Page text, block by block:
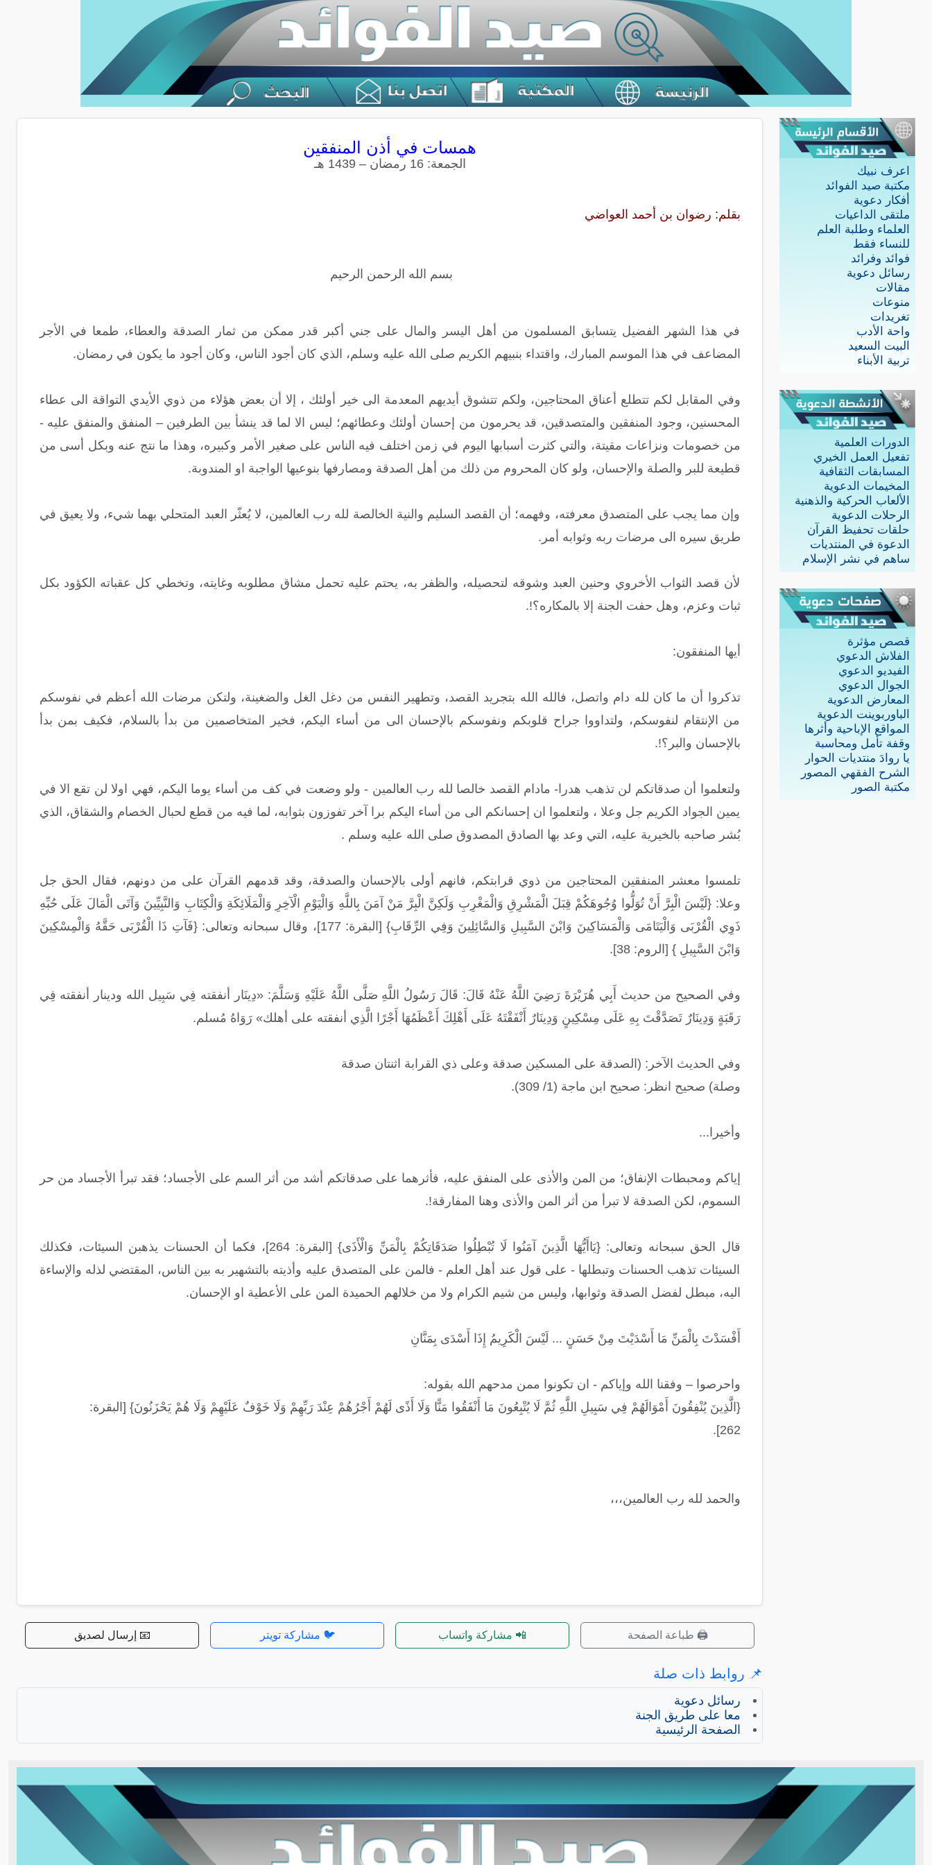
اعرف نبيك
مكتبة صيد الفوائد
أفكار دعوية
ملتقى الداعيات
العلماء وطلبة العلم
للنساء فقط
فوائد وفرائد
رسائل دعوية
مقالات
منوعات
تغريدات
واحة الأدب
البيت السعيد
تربية الأبناء
الدورات العلمية
تفعيل العمل الخيري
المسابقات الثقافية
المخيمات الدعوية
الألعاب الحركية والذهنية
الرحلات الدعوية
حلقات تحفيظ القرآن
الدعوة في المنتديات
ساهم في نشر الإسلام
قصص مؤثرة
الفلاش الدعوي
الفيديو الدعوي
الجوال الدعوي
المعارض الدعوية
الباوربوينت الدعوية
المواقع الإباحية وأثرها
وقفة تأمل ومحاسبة
يا روادَ منتديات الحوار
الشرح الفقهي المصور
مكتبة الصور
همسات في أذن المنفقين
الجمعة: 16 رمضان – 1439 هـ
بقلم: رضوان بن أحمد العواضي
بسم الله الرحمن الرحيم
في هذا الشهر الفضيل يتسابق المسلمون من أهل اليسر والمال على جني أكبر قدر ممكن من ثمار الصدقة والعطاء، طمعا في الأجر
المضاعف في هذا الموسم المبارك، واقتداء بنبيهم الكريم صلى الله عليه وسلم، الذي كان أجود الناس، وكان أجود ما يكون في رمضان.
وفي المقابل لكم تتطلع أعناق المحتاجين، ولكم تتشوق أيديهم المعدمة الى خير أولئك ، إلا أن بعض هؤلاء من ذوي الأيدي التواقة الى عطاء
المحسنين، وجود المنفقين والمتصدقين، قد يحرمون من إحسان أولئك وعطائهم؛ ليس الا لما قد ينشأ بين الطرفين – المنفق والمنفق عليه -
من خصومات ونزاعات مقيتة، والتي كثرت أسبابها اليوم في زمن اختلف فيه الناس على صغير الأمر وكبيره، وهذا ما نتج عنه وبكل أسى من
قطيعة للبر والصلة والإحسان، ولو كان المحروم من ذلك من أهل الصدقة ومصارفها بنوعيها الواجبة او المندوبة.
وإن مما يجب على المتصدق معرفته، وفهمه؛ أن القصد السليم والنية الخالصة لله رب العالمين، لا يُعثّر العبد المتحلي بهما شيء، ولا يعيق في
طريق سيره الى مرضات ربه وثوابه أمر.
لأن قصد الثواب الأخروي وحنين العبد وشوقه لتحصيله، والظفر به، يحتم عليه تحمل مشاق مطلوبه وغايته، وتخطي كل عقباته الكؤود بكل
ثبات وعزم، وهل حفت الجنة إلا بالمكاره؟!.
أيها المنفقون:
تذكروا أن ما كان لله دام واتصل، فالله الله بتجريد القصد، وتطهير النفس من دغل الغل والضغينة، ولتكن مرضات الله أعظم في نفوسكم
من الإنتقام لنفوسكم، ولتداووا جراح قلوبكم ونفوسكم بالإحسان الى من أساء اليكم، فخير المتخاصمين من بدأ بالسلام، فكيف بمن بدأ
بالإحسان والبر؟!.
ولتعلموا أن صدقاتكم لن تذهب هدرا- مادام القصد خالصا لله رب العالمين - ولو وضعت في كف من أساء يوما اليكم، فهي اولا لن تقع الا في
يمين الجواد الكريم جل وعلا ، ولتعلموا ان إحسانكم الى من أساء اليكم برا آخر تفوزون بثوابه، لما فيه من قطع لحبال الخصام والشقاق، الذي
بُشر صاحبه بالخيرية عليه، التي وعد بها الصادق المصدوق صلى الله عليه وسلم .
تلمسوا معشر المنفقين المحتاجين من ذوي قرابتكم، فانهم أولى بالإحسان والصدقة، وقد قدمهم القرآن على من دونهم، فقال الحق جل
وعلا: {لَيْسَ الْبِرَّ أَنْ تُوَلُّوا وُجُوهَكُمْ قِبَلَ الْمَشْرِقِ وَالْمَغْرِبِ وَلَكِنَّ الْبِرَّ مَنْ آمَنَ بِاللَّهِ وَالْيَوْمِ الْآخِرِ وَالْمَلَائِكَةِ وَالْكِتَابِ وَالنَّبِيِّينَ وَآتَى الْمَالَ عَلَى حُبِّهِ
ذَوِي الْقُرْبَى وَالْيَتَامَى وَالْمَسَاكِينَ وَابْنَ السَّبِيلِ وَالسَّائِلِينَ وَفِي الرِّقَابِ} [البقرة: 177]، وقال سبحانه وتعالى: {فَآتِ ذَا الْقُرْبَى حَقَّهُ وَالْمِسْكِينَ
وَابْنَ السَّبِيلِ } [الروم: 38].
وفي الصحيح من حديث أَبِي هُرَيْرَةَ رَضِيَ اللَّهُ عَنْهُ قَالَ: قَالَ رَسُولُ اللَّهِ صَلَّى اللَّهُ عَلَيْهِ وَسَلَّمَ: «دِينَار أنفقته فِي سَبِيل الله ودينار أنفقته فِي
رَقَبَةٍ وَدِينَارٌ تَصَدَّقْتَ بِهِ عَلَى مِسْكِينٍ وَدِينَارٌ أَنْفَقْتَهُ عَلَى أَهْلِكَ أَعْظَمُهَا أَجْرًا الَّذِي أنفقته على أهلك» رَوَاهُ مُسلم.
وفي الحديث الآخر: (الصدقة على المسكين صدقة وعلى ذي القرابة اثنتان صدقة
وصلة) صحيح انظر: صحيح ابن ماجة (1/ 309).
وأخيرا...
إياكم ومحبطات الإنفاق؛ من المن والأذى على المنفق عليه، فأثرهما على صدقاتكم أشد من أثر السم على الأجساد؛ فقد تبرأ الأجساد من حر
السموم، لكن الصدقة لا تبرأ من أثر المن والأذى وهنا المفارقة!.
قال الحق سبحانه وتعالى: {يَاأَيُّهَا الَّذِينَ آمَنُوا لَا تُبْطِلُوا صَدَقَاتِكُمْ بِالْمَنِّ وَالْأَذَى} [البقرة: 264]، فكما أن الحسنات يذهبن السيئات، فكذلك
السيئات تذهب الحسنات وتبطلها - على قول عند أهل العلم - فالمن على المتصدق عليه وأذيته بالتشهير به بين الناس، المقتضي لذله والإساءة
اليه، مبطل لفضل الصدقة وثوابها، وليس من شيم الكرام ولا من خلالهم الحميدة المن على الأعطية او الإحسان.
أَفْسَدْتَ بِالْمَنِّ مَا أَسْدَيْتَ مِنْ حَسَنٍ ... لَيْسَ الْكَرِيمُ إِذَا أَسْدَى بِمَنَّانِ
واحرصوا – وفقنا الله وإياكم - ان تكونوا ممن مدحهم الله بقوله:
{الَّذِينَ يُنْفِقُونَ أَمْوَالَهُمْ فِي سَبِيلِ اللَّهِ ثُمَّ لَا يُتْبِعُونَ مَا أَنْفَقُوا مَنًّا وَلَا أَذًى لَهُمْ أَجْرُهُمْ عِنْدَ رَبِّهِمْ وَلَا خَوْفٌ عَلَيْهِمْ وَلَا هُمْ يَحْزَنُونَ} [البقرة:
262].
والحمد لله رب العالمين،،،
🖨️ طباعة الصفحة 📲 مشاركة واتساب 🐦 مشاركة تويتر 📧 إرسال لصديق
📌 روابط ذات صلة
رسائل دعوية
معا على طريق الجنة
الصفحة الرئيسية